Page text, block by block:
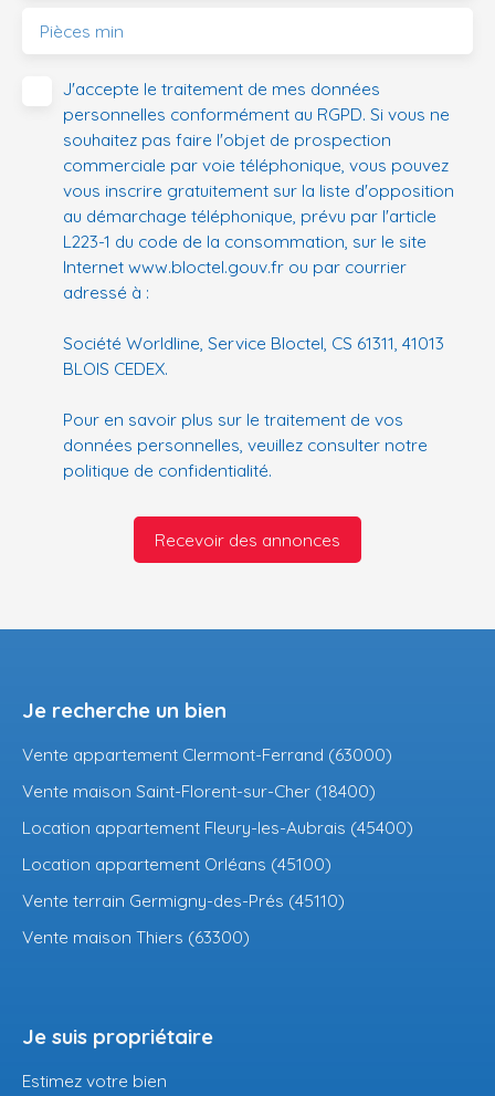
Pièces min
J'accepte le traitement de mes données
personnelles conformément au RGPD. Si vous ne
souhaitez pas faire l'objet de prospection
commerciale par voie téléphonique, vous pouvez
vous inscrire gratuitement sur la liste d'opposition
au démarchage téléphonique, prévu par l'article
L223-1 du code de la consommation, sur le site
Internet www.bloctel.gouv.fr ou par courrier
adressé à :
Société Worldline, Service Bloctel, CS 61311, 41013
BLOIS CEDEX.
Pour en savoir plus sur le traitement de vos
données personnelles, veuillez consulter notre
politique de confidentialité.
Recevoir des annonces
Je recherche un bien
Vente appartement Clermont-Ferrand (63000)
Vente maison Saint-Florent-sur-Cher (18400)
Location appartement Fleury-les-Aubrais (45400)
Location appartement Orléans (45100)
Vente terrain Germigny-des-Prés (45110)
Vente maison Thiers (63300)
Je suis propriétaire
Estimez votre bien